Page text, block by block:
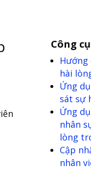
Công cụ
hài
Ứng
sát sự
Ứng
nhân
lòng
Cập
nhân